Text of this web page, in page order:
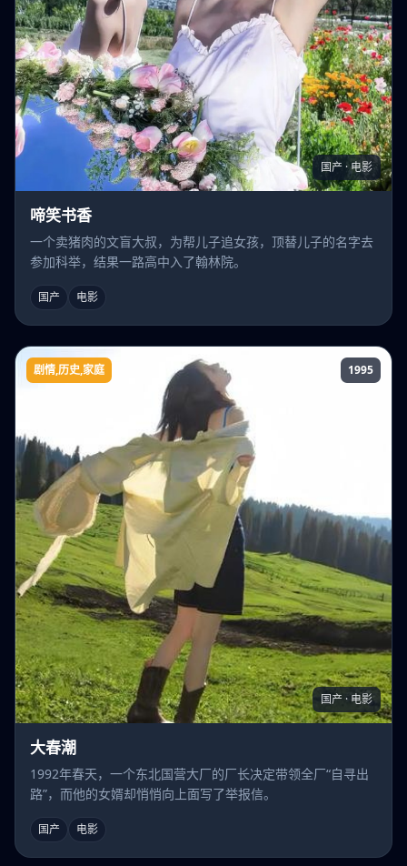
国产 · 电影
啼笑书香
一个卖猪肉的文盲大叔，为帮儿子追女孩，顶替儿子的名字去
参加科举，结果一路高中入了翰林院。
国产 电影
大春潮
剧情,历史,家庭 1995
国产 · 电影
大春潮
1992年春天，一个东北国营大厂的厂长决定带领全厂“自寻出
路”，而他的女婿却悄悄向上面写了举报信。
国产 电影